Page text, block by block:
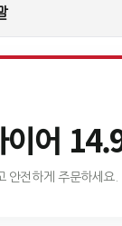
이어
안전하게 주문하세요.